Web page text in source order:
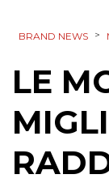
BRAND NEWS >
LE